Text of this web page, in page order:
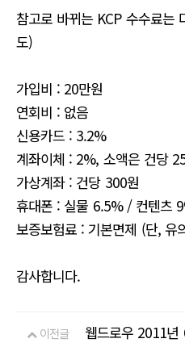
참고로 바뀌는 KCP 수수료는
도)
가입비 : 20만원
연회비 : 없음
신용카드 : 3.2%
계좌이체 : 2%, 소액은 건당
가상계좌 : 건당 300원
휴대폰 : 실물 6.5% / 컨텐츠
보증보험료 : 기본면제 (단, 유
감사합니다.
이전글
웹드로우 2011년